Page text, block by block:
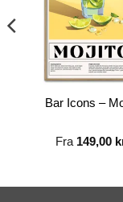
Bar Icons –
Fra 149,00